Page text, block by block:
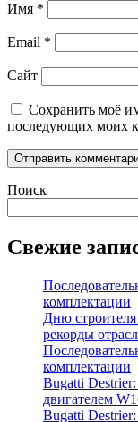
Имя *
Email *
Сайт
Сохранить моё
последующих моих
Поиск
Свежие
комплектации
Дню
рекорды
комплектации
Bugatti
двигателем
Bugatti